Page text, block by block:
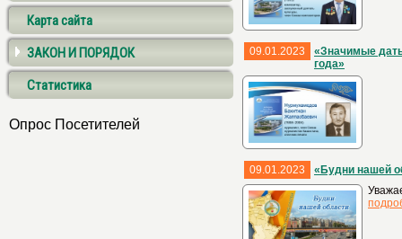
Карта сайта
ЗАКОН И ПОРЯДОК
Статистика
Опрос Посетителей
09.01.2023
«Значимые
года»
09.01.2023
«Будни нашей